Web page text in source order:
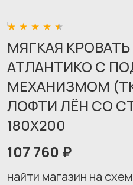
МЯГКАЯ
АТЛАНТИКО С
МЕХАНИЗМОМ
ЛОФТИ ЛЁН СО
180X200
107 760 ₽
найти магазин на